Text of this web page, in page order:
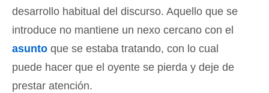
desarrollo habitual del discurso. Aquello que se
introduce no mantiene un nexo cercano con el
asunto que se estaba tratando, con lo cual
puede hacer que el oyente se pierda y deje de
prestar atención.